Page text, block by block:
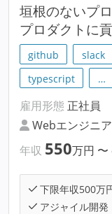
垣根のないプ
プロダクトに
github slack
typescript
…
雇用形態 正社員
Webエンジニ
年収 550万円 〜
下限年収500万
アジャイル開発